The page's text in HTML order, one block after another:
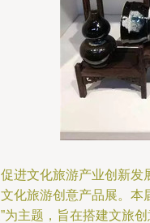
进文化旅游产业创新发
化旅游创意产品展。本
为主题，旨在搭建文旅